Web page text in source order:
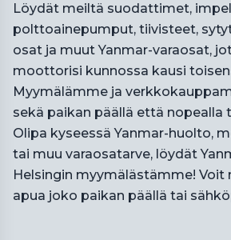
Löydät meiltä suodattimet,
polttoainepumput, tiivisteet,
osat ja muut Yanmar-varaosat,
moottorisi kunnossa kausi
Myymälämme ja
sekä paikan päällä että nopealla
Olipa kyseessä Yanmar-huolto,
tai muu varaosatarve, löydät
Helsingin myymälästämme! Voit
apua joko paikan päällä tai